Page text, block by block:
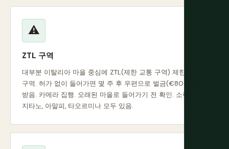
⚠
ZTL 구역
대부분 이탈리아 마을 중심에 ZTL(제한 교통 구역) 제한 운전
구역. 허가 없이 들어가면 몇 주 후 우편으로 벌금(€80-100)
받음. 카메라 집행. 오래된 마을로 들어가기 전 확인. 소렌토, 포
지타노, 아말피, 타오르미나 모두 있음.